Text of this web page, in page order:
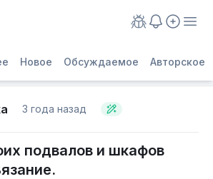
Новое Обсуждаемое Авторское
3 года назад
подвалов и шкафов